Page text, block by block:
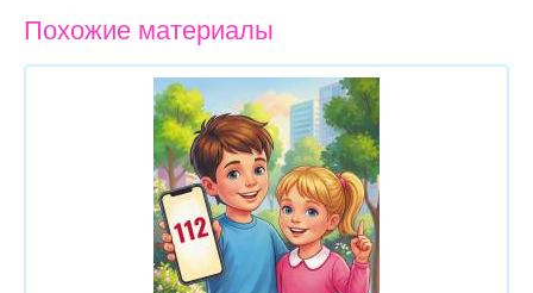
Похожие материалы